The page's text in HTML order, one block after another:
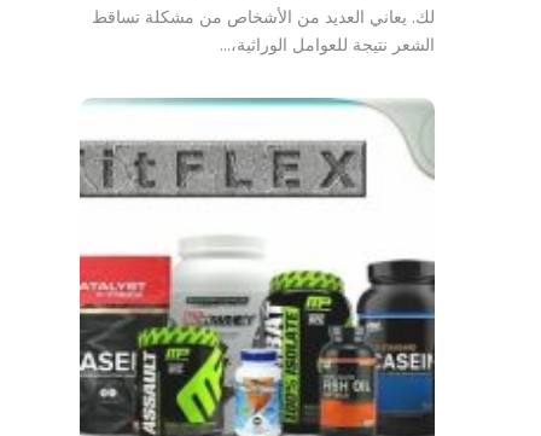
لك. يعاني العديد من الأشخاص من مشكلة تساقط
الشعر نتيجة للعوامل الوراثية،…